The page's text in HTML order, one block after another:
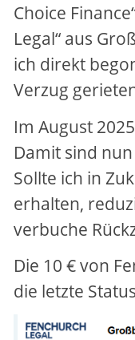
Choice
Legal“ aus
ich direkt
Verzug
Im August
Damit sind
Sollte ich in
erhalten,
verbuche
Die 10 € von
die letzte